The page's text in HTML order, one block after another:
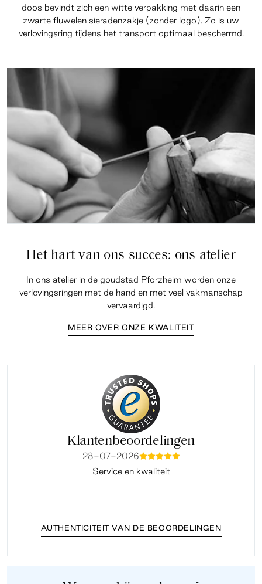
doos bevindt zich een witte verpakking met daarin een
zwarte fluwelen sieradenzakje (zonder logo). Zo is uw
verlovingsring tijdens het transport optimaal beschermd.
Het hart van ons succes: ons atelier
In ons atelier in de goudstad Pforzheim worden onze
verlovingsringen met de hand en met veel vakmanschap
vervaardigd.
MEER OVER ONZE KWALITEIT
Klantenbeoordelingen
28-07-2026mmmmm
Service en kwaliteit
AUTHENTICITEIT VAN DE BEOORDELINGEN